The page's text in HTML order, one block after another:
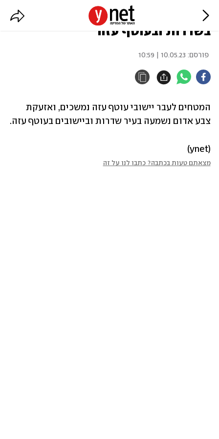
המטחים נמשכים: צבע אדום
בשדרות ובעוטף עזה
פורסם: 10.05.23 | 10:59
צבע אדום נשמעה בעיר שדרות וביישובים בעוטף עזה.
(ynet)
מצאתם טעות בכתבה? כתבו לנו על זה